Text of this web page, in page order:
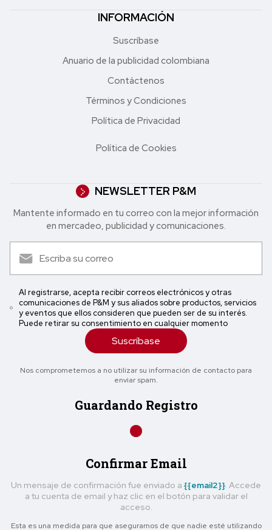
INFORMACIÓN
Suscríbase
Anuario de la publicidad colombiana
Contáctenos
Términos y Condiciones
Política de Privacidad
Política de Cookies
NEWSLETTER P&M
Mantente informado en tu correo con la mejor in formación
en mercadeo, publicidad y comunicaciones.
Al registrarse, acepta recibir correos electrónicos y otras
comunicaciones de P&M y sus aliados sobre productos, servicios
y eventos que ellos consideren que pueden ser de su interés.
Puede retirar su consentimiento en cualquier momento
Suscríbase
Nos comprometemos a no utilizar su información de contacto para
enviar spam.
Guardando Registro
Confirmar Email
Un mensaje de confirmación fue enviado a {{email2}} . Accede
a tu cuenta de email y haz clic en el botón para validar el
acceso.
Esta es una medida para que asegurarnos de que nadie esté utilizando